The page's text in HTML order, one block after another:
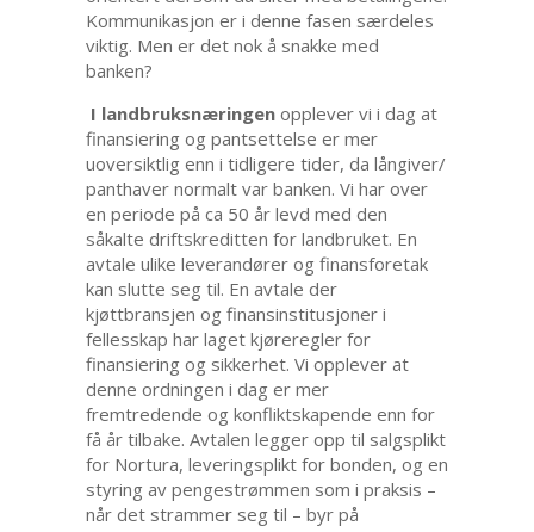
Kommunikasjon er i denne fasen særdeles
viktig. Men er det nok å snakke med
banken?
I landbruksnæringen opplever vi i dag at
finansiering og pantsettelse er mer
uoversiktlig enn i tidligere tider, da långiver/
panthaver normalt var banken. Vi har over
en periode på ca 50 år levd med den
såkalte driftskreditten for landbruket. En
avtale ulike leverandører og finansforetak
kan slutte seg til. En avtale der
kjøttbransjen og finansinstitusjoner i
fellesskap har laget kjøreregler for
finansiering og sikkerhet. Vi opplever at
denne ordningen i dag er mer
fremtredende og konfliktskapende enn for
få år tilbake. Avtalen legger opp til salgsplikt
for Nortura, leveringsplikt for bonden, og en
styring av pengestrømmen som i praksis –
når det strammer seg til – byr på